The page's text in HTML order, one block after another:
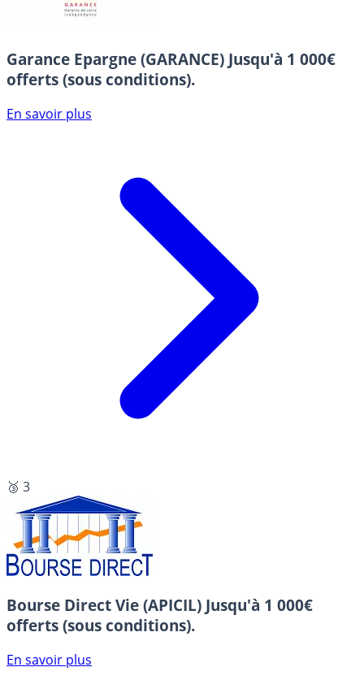
Garance Epargne (GARANCE) Jusqu'à 1 000€
offerts (sous conditions).
En savoir plus
🥉 3
Bourse Direct Vie (APICIL) Jusqu'à 1 000€
offerts (sous conditions).
En savoir plus